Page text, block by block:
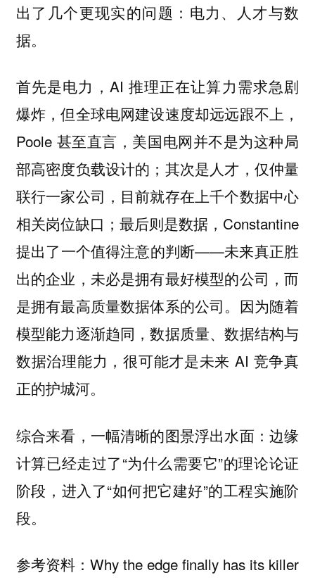
出了几个更现实的问题：电力、人才与数
据。
首先是电力，AI 推理正在让算力需求急剧
爆炸，但全球电网建设速度却远远跟不上，
Poole 甚至直言，美国电网并不是为这种局
部高密度负载设计的；其次是人才，仅仲量
联行一家公司，目前就存在上千个数据中心
相关岗位缺口；最后则是数据，Constantine
提出了一个值得注意的判断——未来真正胜
出的企业，未必是拥有最好模型的公司，而
是拥有最高质量数据体系的公司。因为随着
模型能力逐渐趋同，数据质量、数据结构与
数据治理能力，很可能才是未来 AI 竞争真
正的护城河。
综合来看，一幅清晰的图景浮出水面：边缘
计算已经走过了“为什么需要它”的理论论证
阶段，进入了“如何把它建好”的工程实施阶
段。
参考资料：Why the edge finally has its killer